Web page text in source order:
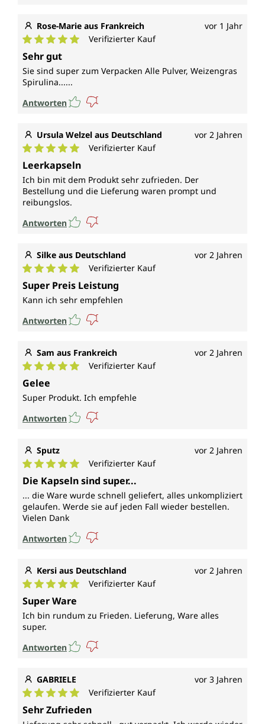
Rose-Marie aus Frankreich vor 1 Jahr
Durchschnittliche Bewertung von 5 von 5 Sternen
Verifizierter Kauf
Sehr gut
Sie sind super zum Verpacken Alle Pulver, Weizengras
Spirulina......
Antworten
Ursula Welzel aus Deutschland vor 2 Jahren
Durchschnittliche Bewertung von 5 von 5 Sternen
Verifizierter Kauf
Leerkapseln
Ich bin mit dem Produkt sehr zufrieden. Der
Bestellung und die Lieferung waren prompt und
reibungslos.
Antworten
Silke aus Deutschland vor 2 Jahren
Durchschnittliche Bewertung von 5 von 5 Sternen
Verifizierter Kauf
Super Preis Leistung
Kann ich sehr empfehlen
Antworten
Sam aus Frankreich vor 2 Jahren
Durchschnittliche Bewertung von 5 von 5 Sternen
Verifizierter Kauf
Gelee
Super Produkt. Ich empfehle
Antworten
Sputz vor 2 Jahren
Durchschnittliche Bewertung von 5 von 5 Sternen
Verifizierter Kauf
Die Kapseln sind super...
... die Ware wurde schnell geliefert, alles unkompliziert
gelaufen. Werde sie auf jeden Fall wieder bestellen.
Vielen Dank
Antworten
Kersi aus Deutschland vor 2 Jahren
Durchschnittliche Bewertung von 5 von 5 Sternen
Verifizierter Kauf
Super Ware
Ich bin rundum zu Frieden. Lieferung, Ware alles
super.
Antworten
GABRIELE vor 3 Jahren
Durchschnittliche Bewertung von 5 von 5 Sternen
Verifizierter Kauf
Sehr Zufrieden